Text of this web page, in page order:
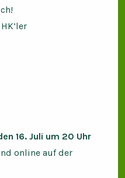
16. Juli um 20 Uhr
online auf der